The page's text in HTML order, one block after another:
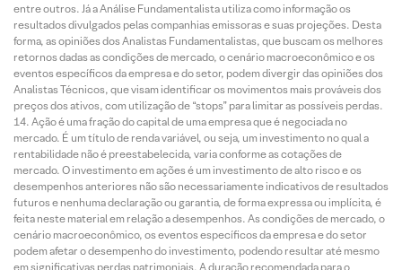
entre outros. Já a Análise Fundamentalista utiliza como informação os
resultados divulgados pelas companhias emissoras e suas projeções. Desta
forma, as opiniões dos Analistas Fundamentalistas, que buscam os melhores
retornos dadas as condições de mercado, o cenário macroeconômico e os
eventos específicos da empresa e do setor, podem divergir das opiniões dos
Analistas Técnicos, que visam identificar os movimentos mais prováveis dos
preços dos ativos, com utilização de “stops” para limitar as possíveis perdas.
Ação é uma fração do capital de uma empresa que é negociada no
mercado. É um título de renda variável, ou seja, um investimento no qual a
rentabilidade não é preestabelecida, varia conforme as cotações de
mercado. O investimento em ações é um investimento de alto risco e os
desempenhos anteriores não são necessariamente indicativos de resultados
futuros e nenhuma declaração ou garantia, de forma expressa ou implícita, é
feita neste material em relação a desempenhos. As condições de mercado, o
cenário macroeconômico, os eventos específicos da empresa e do setor
podem afetar o desempenho do investimento, podendo resultar até mesmo
em significativas perdas patrimoniais. A duração recomendada para o